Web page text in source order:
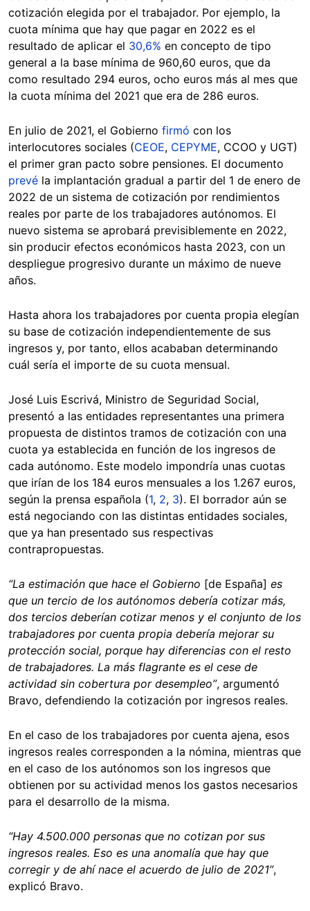
cotización elegida por el trabajador. Por ejemplo, la
cuota mínima que hay que pagar en 2022 es el
resultado de aplicar el 30,6% en concepto de tipo
general a la base mínima de 960,60 euros, que da
como resultado 294 euros, ocho euros más al mes que
la cuota mínima del 2021 que era de 286 euros.
En julio de 2021, el Gobierno firmó con los
interlocutores sociales (CEOE, CEPYME, CCOO y UGT)
el primer gran pacto sobre pensiones. El documento
prevé la implantación gradual a partir del 1 de enero de
2022 de un sistema de cotización por rendimientos
reales por parte de los trabajadores autónomos. El
nuevo sistema se aprobará previsiblemente en 2022,
sin producir efectos económicos hasta 2023, con un
despliegue progresivo durante un máximo de nueve
años.
Hasta ahora los trabajadores por cuenta propia elegían
su base de cotización independientemente de sus
ingresos y, por tanto, ellos acababan determinando
cuál sería el importe de su cuota mensual.
José Luis Escrivá, Ministro de Seguridad Social,
presentó a las entidades representantes una primera
propuesta de distintos tramos de cotización con una
cuota ya establecida en función de los ingresos de
cada autónomo. Este modelo impondría unas cuotas
que irían de los 184 euros mensuales a los 1.267 euros,
según la prensa española (1, 2, 3). El borrador aún se
está negociando con las distintas entidades sociales,
que ya han presentado sus respectivas
contrapropuestas.
“La estimación que hace el Gobierno [de España] es
que un tercio de los autónomos debería cotizar más,
dos tercios deberían cotizar menos y el conjunto de los
trabajadores por cuenta propia debería mejorar su
protección social, porque hay diferencias con el resto
de trabajadores. La más flagrante es el cese de
actividad sin cobertura por desempleo”, argumentó
Bravo, defendiendo la cotización por ingresos reales.
En el caso de los trabajadores por cuenta ajena, esos
ingresos reales corresponden a la nómina, mientras que
en el caso de los autónomos son los ingresos que
obtienen por su actividad menos los gastos necesarios
para el desarrollo de la misma.
“Hay 4.500.000 personas que no cotizan por sus
ingresos reales. Eso es una anomalía que hay que
corregir y de ahí nace el acuerdo de julio de 2021”,
explicó Bravo.